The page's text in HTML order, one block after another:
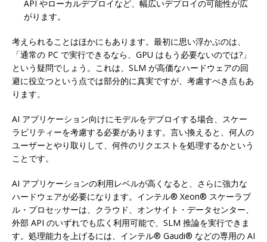
API やローカルデプロイなど、幅広いデプロイの可能性が広
がります。
考えられることはほかにもあります。最初に思い浮かぶのは、
「通常の PC で実行できるなら、GPU はもう必要ないのでは?」
という疑問でしょう。これは、SLM が高価なハードウェアの回
避に役立つという点では部分的に真実ですが、考慮すべき点もあ
ります。
AI アプリケーション向けにモデルをデプロイする場合、スケー
ラビリティーを考慮する必要があります。言い換えると、何人の
ユーザーとやり取りして、何件のリクエストを処理するかという
ことです。
AI アプリケーションの利用レベルが高くなると、さらに強力な
ハードウェアが必要になります。インテル® Xeon® スケーラブ
ル・プロセッサーは、クラウド、オンサイト・データセンター、
外部 API のいずれでも広く利用可能で、SLM 推論を実行できま
す。処理能力を上げるには、インテル® Gaudi® などの専用の AI